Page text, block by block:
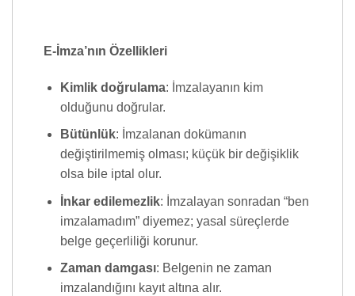
E-İmza’nın Özellikleri
Kimlik doğrulama: İmzalayanın kim
olduğunu doğrular.
Bütünlük: İmzalanan dokümanın
değiştirilmemiş olması; küçük bir değişiklik
olsa bile iptal olur.
İnkar edilemezlik: İmzalayan sonradan “ben
imzalamadım” diyemez; yasal süreçlerde
belge geçerliliği korunur.
Zaman damgası: Belgenin ne zaman
imzalandığını kayıt altına alır.